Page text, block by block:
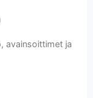
avainsoittimet ja